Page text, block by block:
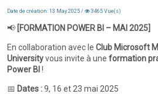
Date de création: 13 May 2025 / 3465 Vue(s)
📢 [FORMATION POWER BI – MAI 2025]
En collaboration avec le Club Microsoft
Universityvous invite à une formation
Power BI !
📅 Dates :9, 16 et 23 mai 2025